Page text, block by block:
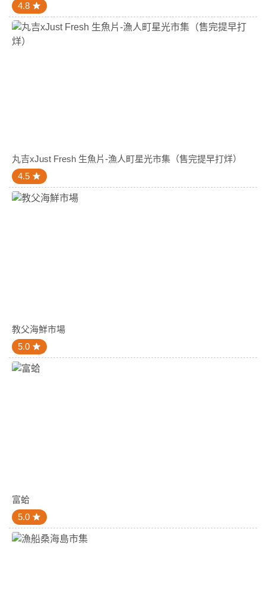
4.8
丸吉xJust Fresh 生魚片-漁人町星光市集（售完提早打烊）
4.5
教父海鮮市場
5.0
富蛤
5.0